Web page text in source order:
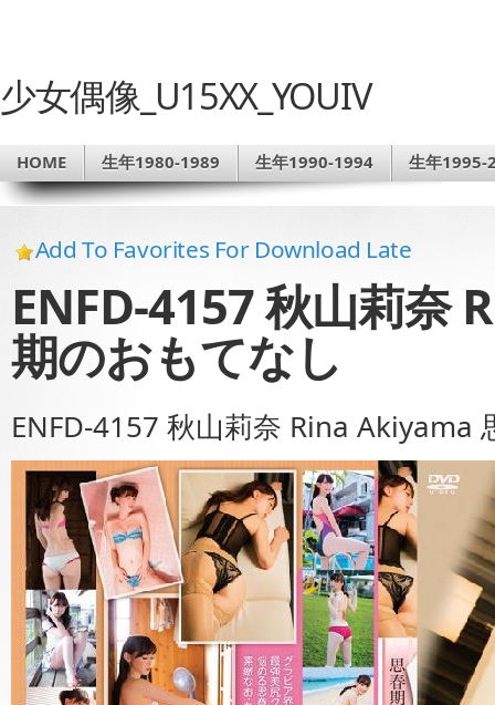
少女偶像_U15XX_YOUIV
HOME 生年1980-1989 生年1990-1994 生年1995-
Add To Favorites For Download Late
ENFD-4157 秋山莉奈
期のおもてなし
ENFD-4157 秋山莉奈 Rina Akiyama